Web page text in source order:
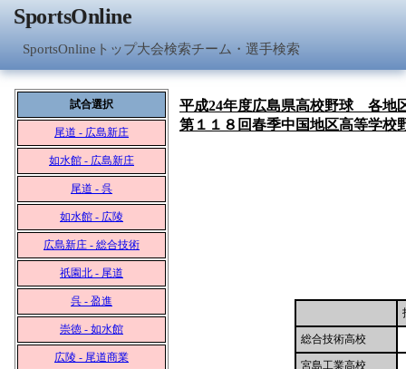
SportsOnline
SportsOnlineトップ大会検索チーム・選手検索
試合選択
尾道 - 広島新庄
如水館 - 広島新庄
尾道 - 呉
如水館 - 広陵
広島新庄 - 総合技術
祇園北 - 尾道
呉 - 盈進
崇徳 - 如水館
広陵 - 尾道商業
平成24年度広島県高校野球 各地
第１１８回春季中国地区高等学校
総合技術高校
宮島工業高校